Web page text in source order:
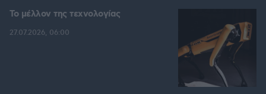
Το μέλλον της τεχνολογίας
27.07.2026, 06:00